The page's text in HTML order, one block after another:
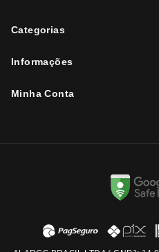
Categorias
Informações
Minha Conta